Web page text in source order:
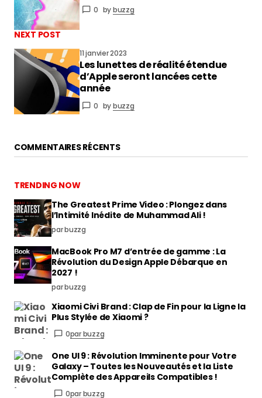
0 bybuzzg
NEXT POST
11 janvier 2023
Les lunettes de réalité étendue
d’Apple seront lancées cette
année
0 bybuzzg
COMMENTAIRES RÉCENTS
TRENDING NOW
The Greatest Prime Video : Plongez dans
l’Intimité Inédite de Muhammad Ali !
par buzzg
MacBook Pro M7 d’entrée de gamme : La
Révolution du Design Apple Débarque en
2027 !
par buzzg
Xiaomi Civi Brand : Clap de Fin pour la Ligne la
Plus Stylée de Xiaomi ?
0par buzzg
One UI 9 : Révolution Imminente pour Votre
Galaxy – Toutes les Nouveautés et la Liste
Complète des Appareils Compatibles !
0par buzzg